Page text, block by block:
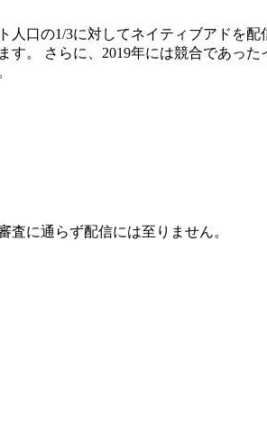
口の1/3に対してネイティブアドを
。 さらに、2019年には競合であった
に通らず配信には至りません。